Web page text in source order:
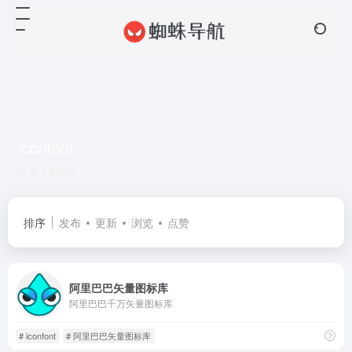
排序 发布 更新 浏览 点赞
阿里巴巴矢量图标库
阿里巴巴千万矢量图标库
# iconfont # 阿里巴巴矢量图标库